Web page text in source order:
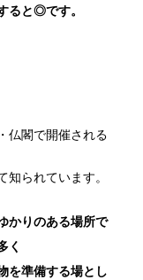
ると◎です。
仏閣で開催される
られています。
かりのある場所で
く
を準備する場とし